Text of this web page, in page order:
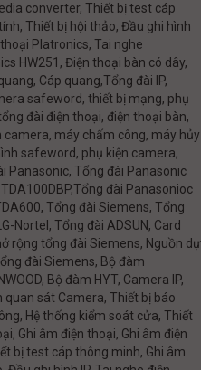
converter, Thiết bị test cáp
Thiết bị hội thảo, Đầu ghi hình
Platronics, Tai nghe
HW251, Điện thoại bàn có dây,
Cáp quang,Tổng đài IP,
safeword, thiết bị mạng, phụ
đài điện thoại, điện thoại bàn,
camera, máy chấm công, máy hủy
safeword, phụ kiện camera,
Panasonic, Tổng đài Panasonic
đài Panasonioc
Tổng đài Siemens, Tổng
Nortel, Tổng đài ADSUN, Card
rộng tổng đài Siemens, Nguồn dự
đài Siemens, Bộ đàm
Bộ đàm HYT, Camera IP,
quan sát Camera, Thiết bị báo
Hệ thống kiểm soát cửa, Thiết
Ghi âm điện thoại, Ghi âm điện
bị test cáp thông minh, Ghi âm